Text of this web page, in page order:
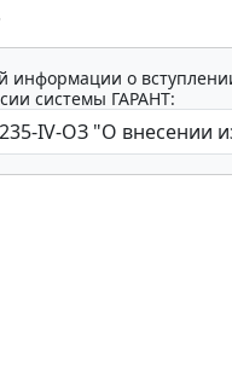
информации о
системы ГАРАНТ: